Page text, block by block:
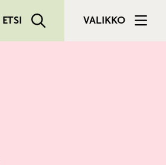
ETSI VALIKKO